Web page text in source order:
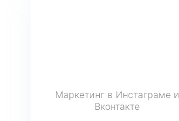
Маркетинг в Инстаграме и
Вконтакте